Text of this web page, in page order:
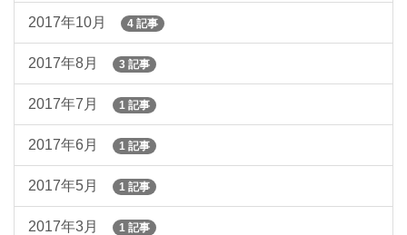
2017年10月 4 記事
2017年8月 3 記事
2017年7月 1 記事
2017年6月 1 記事
2017年5月 1 記事
2017年3月 1 記事